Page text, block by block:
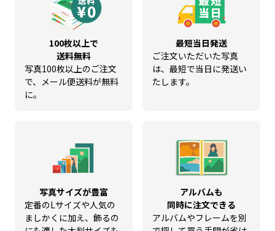
100枚以上で
送料無料
写真100枚以上のご注文
で、メール便送料が無料
に。
最短当日発送
ご注文いただいた写真
は、最短で当日に発送い
たします。
写真サイズが豊富
定番のLサイズや人気の
ましかくに加え、飾るの
アルバムも
同時に注文できる
アルバムやフレームを別